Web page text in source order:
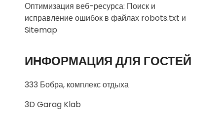
Оптимизация веб-ресурса: Поиск и
исправление ошибок в файлах robots.txt и
Sitemap
ИНФОРМАЦИЯ ДЛЯ ГОСТЕЙ
333 Бобра, комплекс отдыха
3D Garag Klab